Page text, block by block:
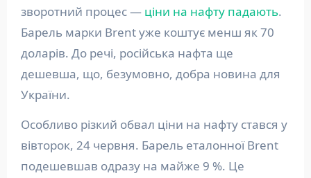
зворотний процес — ціни на нафту падають.
Барель марки Brent уже коштує менш як 70
доларів. До речі, російська нафта ще
дешевша, що, безумовно, добра новина для
України.
Особливо різкий обвал ціни на нафту стався у
вівторок, 24 червня. Барель еталонної Brent
подешевшав одразу на майже 9 %. Це